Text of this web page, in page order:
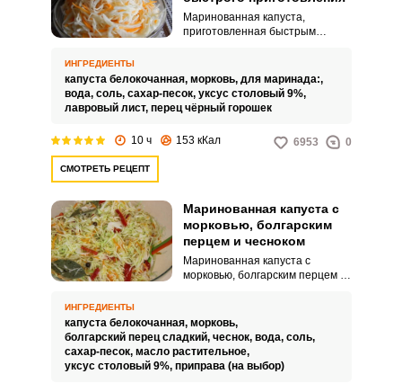
Маринованная капуста,
приготовленная быстрым
капусте. Рецептов маринования
очень много и можно выбрать по
своему вкусу.
ИНГРЕДИЕНТЫ
капуста белокочанная, морковь, для маринада:,
вода, соль, сахар-песок, уксус столовый 9%,
лавровый лист, перец чёрный горошек
10 ч 153 кКал 6953 0
СМОТРЕТЬ РЕЦЕПТ
Маринованная капуста с
морковью, болгарским
перцем и чесноком
Маринованная капуста с
морковью, болгарским перцем и
заливки овощей горячим
маринадом и тонкой их нарезке,
будет у вас хорошей закуской и к
повседневному, и к
ИНГРЕДИЕНТЫ
капуста белокочанная, морковь,
болгарский перец сладкий, чеснок, вода, соль,
сахар-песок, масло растительное,
уксус столовый 9%, приправа (на выбор)
Войдите
с помощью социальных сетей:
или